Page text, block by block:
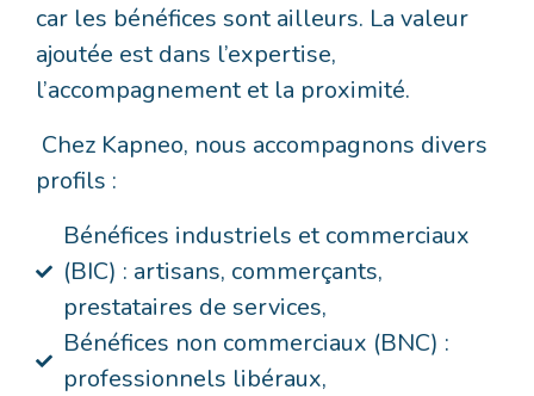
car les bénéfices sont ailleurs. La valeur
ajoutée est dans l’expertise,
l’accompagnement et la proximité.
Chez Kapneo, nous accompagnons divers
profils :
Bénéfices industriels et commerciaux
(BIC) : artisans, commerçants,
prestataires de services,
Bénéfices non commerciaux (BNC) :
professionnels libéraux,